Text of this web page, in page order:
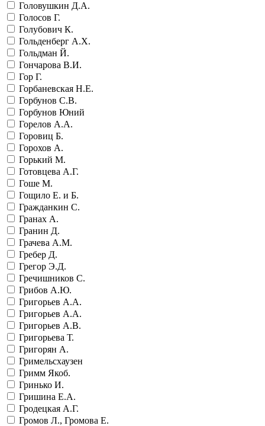
Головушкин Д.А.
Голосов Г.
Голубович К.
Гольденберг А.Х.
Гольдман Й.
Гончарова В.И.
Гор Г.
Горбаневская Н.Е.
Горбунов С.В.
Горбунов Юний
Горелов А.А.
Горовиц Б.
Горохов А.
Горький М.
Готовцева А.Г.
Гоше М.
Гощило Е. и Б.
Гражданкин С.
Гранах А.
Гранин Д.
Грачева А.М.
Гребер Д.
Грегор Э.Д.
Гречишников С.
Грибов А.Ю.
Григорьев А.А.
Григорьев А.А.
Григорьев А.В.
Григорьева Т.
Григорян А.
Гримельсхаузен
Гримм Якоб.
Гринько И.
Гришина Е.А.
Гродецкая А.Г.
Громов Л., Громова Е.